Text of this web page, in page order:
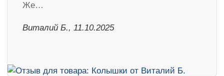
Же…
Виталий Б., 11.10.2025